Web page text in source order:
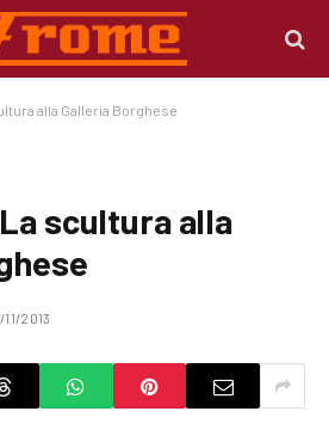
alla Galleria Borghese
scultura alla
11/2013